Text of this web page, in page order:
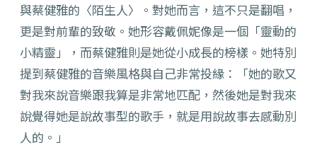
與蔡健雅的〈陌生人〉。對她而言，這不只是翻唱，
更是對前輩的致敬。她形容戴佩妮像是一個「靈動的
小精靈」，而蔡健雅則是她從小成長的榜樣。她特別
提到蔡健雅的音樂風格與自己非常投緣：「她的歌又
對我來說音樂跟我算是非常地匹配，然後她是對我來
說覺得她是說故事型的歌手，就是用說故事去感動別
人的。」